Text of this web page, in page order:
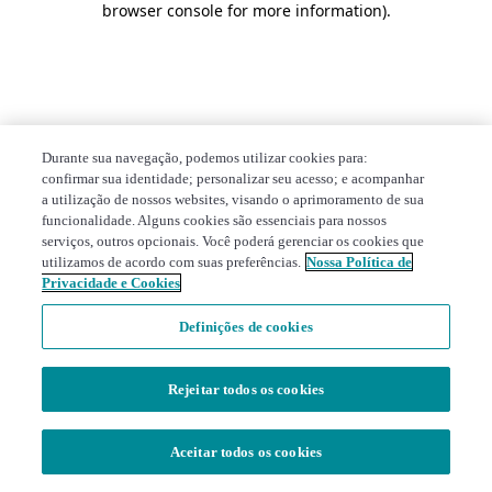
browser console for more information).
Durante sua navegação, podemos utilizar cookies para:
confirmar sua identidade; personalizar seu acesso; e acompanhar
a utilização de nossos websites, visando o aprimoramento de sua
funcionalidade. Alguns cookies são essenciais para nossos
serviços, outros opcionais. Você poderá gerenciar os cookies que
utilizamos de acordo com suas preferências. Nossa Política de
Privacidade e Cookies
Definições de cookies
Rejeitar todos os cookies
Aceitar todos os cookies